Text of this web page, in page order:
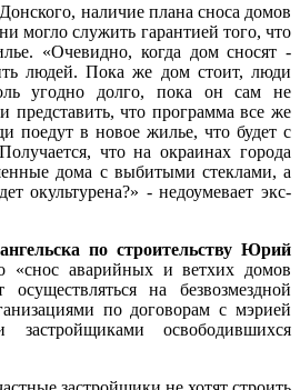
наличие плана сноса домов
могло служить гарантией того, что
«Очевидно, когда дом сносят -
людей. Пока же дом стоит, люди
угодно долго, пока он сам не
представить, что программа все же
поедут в новое жилье, что будет с
что на окраинах города
дома с выбитыми стеклами, а
окультурена?» - недоумевает экс-
по строительству Юрий
«снос аварийных и ветхих домов
осуществляться на безвозмездной
по договорам с мэрией
освободившихся